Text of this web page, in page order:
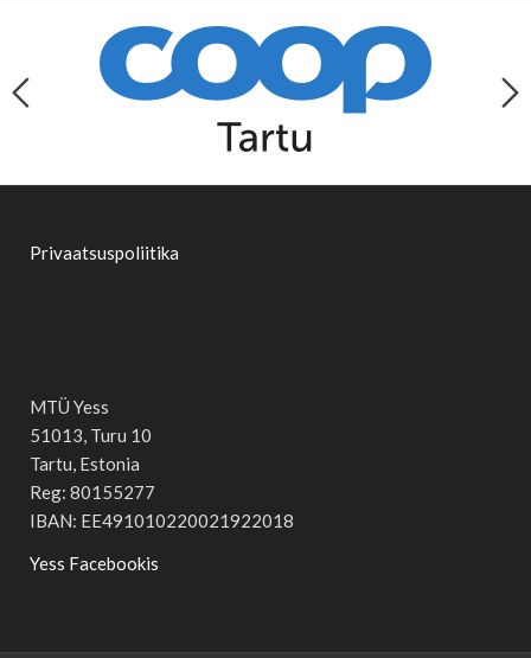
Privaatsuspoliitika
MTÜ Yess
51013, Turu 10
Tartu, Estonia
Reg: 80155277
IBAN: EE491010220021922018
Yess Facebookis